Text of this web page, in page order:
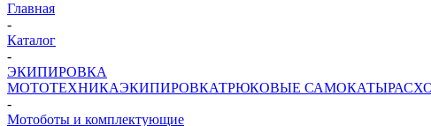
Главная
-
Каталог
-
ЭКИПИРОВКА
МОТОТЕХНИКАЭКИПИРОВКАТРЮКОВЫЕ САМОКАТЫ
-
Мотоботы и комплектующие